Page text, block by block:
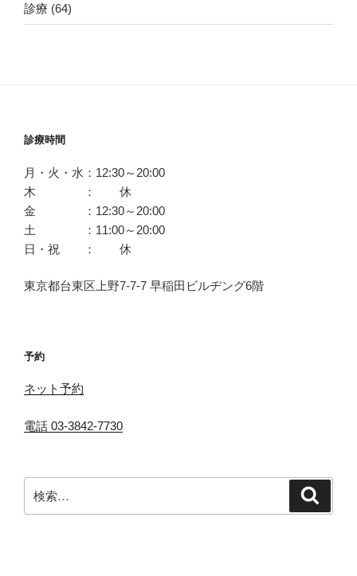
診療 (64)
診療時間
月・火・水：12:30～20:00
木 ： 休
金 ：12:30～20:00
土 ：11:00～20:00
日・祝 ： 休
東京都台東区上野7-7-7 早稲田ビルヂング6階
予約
ネット予約
電話 03-3842-7730
索: